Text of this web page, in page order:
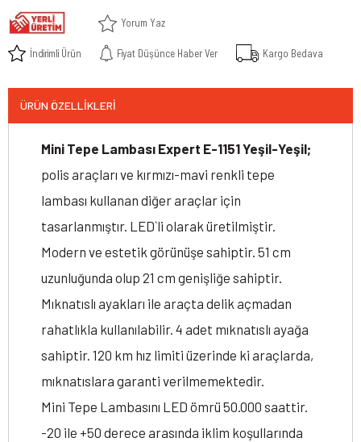
Yorum Yaz
İndirimli Ürün Fiyat Düşünce Haber Ver Kargo Bedava
ÜRÜN ÖZELLIKLERI
Mini Tepe Lambası Expert E-1151 Yeşil-Yeşil;
polis araçları ve kırmızı-mavi renkli tepe
lambası kullanan diğer araçlar için
tasarlanmıştır. LED`li olarak üretilmiştir.
Modern ve estetik görünüşe sahiptir. 51 cm
uzunluğunda olup 21 cm genişliğe sahiptir.
Mıknatıslı ayakları ile araçta delik açmadan
rahatlıkla kullanılabilir. 4 adet mıknatıslı ayağa
sahiptir. 120 km hız limiti üzerinde ki araçlarda,
mıknatıslara garanti verilmemektedir.
Mini Tepe Lambasını LED ömrü 50.000 saattir.
-20 ile +50 derece arasında iklim koşullarında